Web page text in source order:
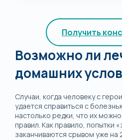
Получить
Возможно ли
домашних
Случаи, когда человеку с
удается справиться с
настолько редки, что их
правил. Как правило, попытки
заканчиваются срывом уже на